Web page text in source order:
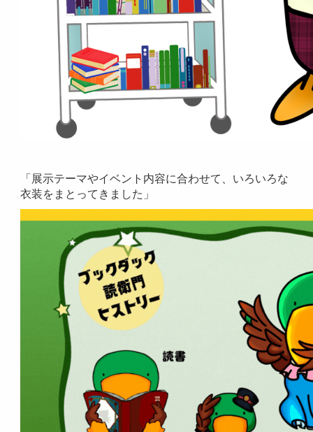
「展示テーマやイベント内容に合わせて、いろいろな
衣装をまとってきました」